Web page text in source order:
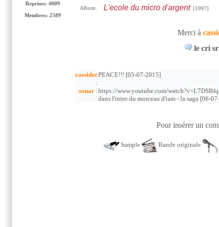
Reprises: 4009
Membres: 2589
Album: L'ecole du micro d'argent[1997]
Merci à
le cri
cassidee
:
PEACE!!! [05-07-2015]
sonar:https://www.youtube.com/
dans l'intro du morceau d'iam - la saga [06-
Pour insérer un
Sample Bande originale